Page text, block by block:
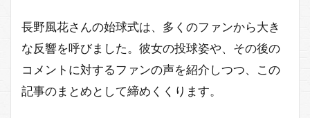
長野風花さんの始球式は、多くのファンから大き
な反響を呼びました。彼女の投球姿や、その後の
コメントに対するファンの声を紹介しつつ、この
記事のまとめとして締めくくります。